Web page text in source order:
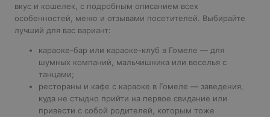
вкус и кошелек, с подробным описанием всех
особенностей, меню и отзывами посетителей. Выбирайте
лучший для вас вариант:
караоке-бар или караоке-клуб в Гомеле — для
шумных компаний, мальчишника или веселья с
танцами;
рестораны и кафе с караоке в Гомеле — заведения,
куда не стыдно прийти на первое свидание или
привести с собой родителей, которым тоже